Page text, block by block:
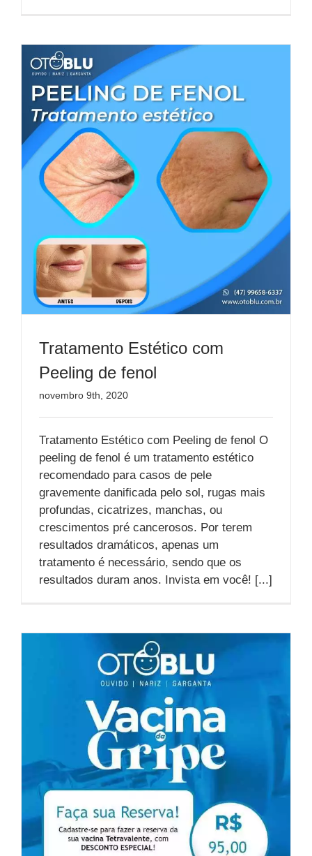
Tratamento Estético com
Peeling de fenol
novembro 9th, 2020
Tratamento Estético com Peeling de fenol O
peeling de fenol é um tratamento estético
recomendado para casos de pele
gravemente danificada pelo sol, rugas mais
profundas, cicatrizes, manchas, ou
crescimentos pré cancerosos. Por terem
resultados dramáticos, apenas um
tratamento é necessário, sendo que os
resultados duram anos. Invista em você! [...]